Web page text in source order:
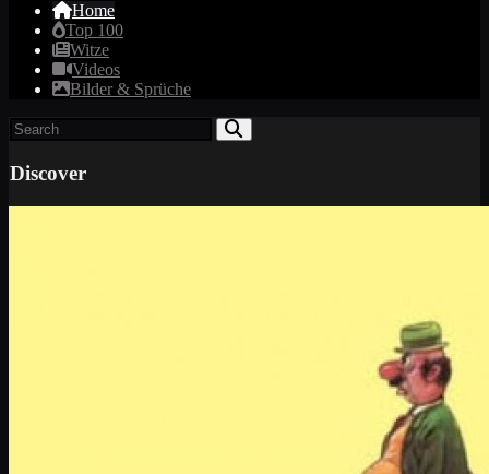
Home
Top 100
Witze
Videos
Bilder & Sprüche
Discover